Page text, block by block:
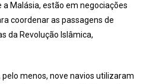
a Malásia, estão em negociações
coordenar as passagens de
da Revolução Islâmica,
pelo menos, nove navios utilizaram